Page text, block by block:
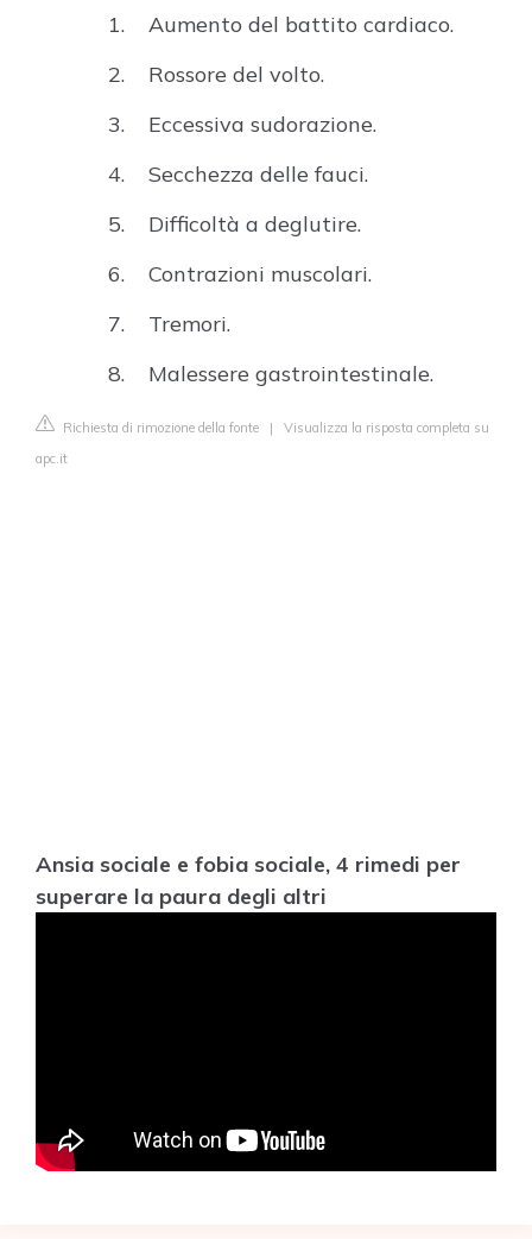
Aumento del battito cardiaco.
Rossore del volto.
Eccessiva sudorazione.
Secchezza delle fauci.
Difficoltà a deglutire.
Contrazioni muscolari.
Tremori.
Malessere gastrointestinale.
Richiesta di rimozione della fonte | Visualizza la risposta completa su
apc.it
Ansia sociale e fobia sociale, 4 rimedi per
superare la paura degli altri